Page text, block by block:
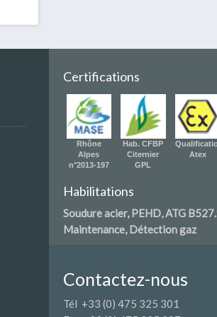
Certifications
Rhône
Alpes
n°2013-197
Hab. CFBP
Citernier
GPL
Atex
Habilitations
Soudure acier, PEHD, ATG
Maintenance, Détection gaz
Contactez-nous
Tél +33 (0) 475 325 301